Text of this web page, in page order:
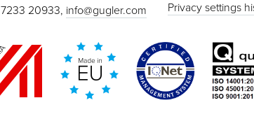
20933, info@gugler.com Privacy settings